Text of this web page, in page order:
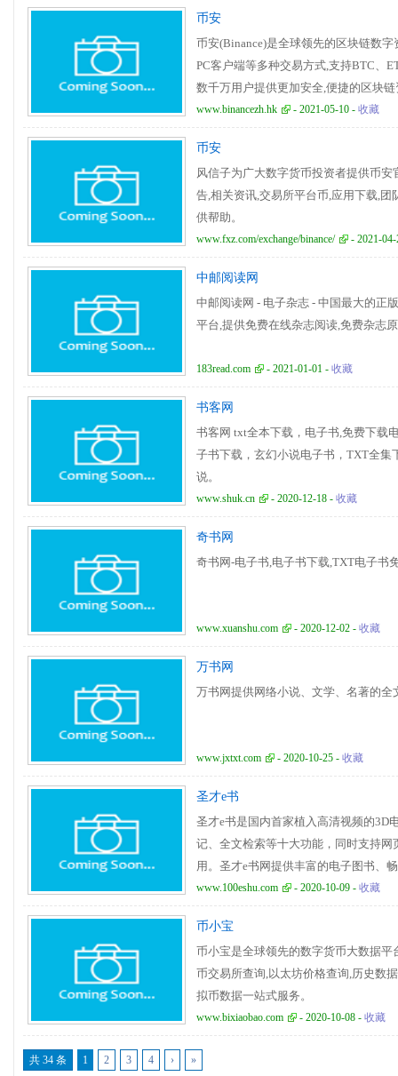
币安
币安(Binance)是全球领先的区块链数
PC客户端等多种交易方式,支持BTC、
数千万用户提供更加安全,便捷的区块
易所。
www.binancezh.hk - 2021-05-10 - 收藏
币安
风信子为⼴⼤数字货币投资者提供币
告,相关资讯,交易所平台币,应⽤下载,
供帮助。
www.fxz.com/exchange/binance/ - 2021-
中邮阅读网
中邮阅读网 - 电子杂志 - 中国最大的正
平台,提供免费在线杂志阅读,免费杂志
183read.com - 2021-01-01 - 收藏
书客网
书客网 txt全本下载，电子书,免费下载
子书下载，玄幻小说电子书，TXT全
说。
www.shuk.cn - 2020-12-18 - 收藏
奇书网
奇书网-电子书,电子书下载,TXT电子书
www.xuanshu.com - 2020-12-02 - 收藏
万书网
万书网提供网络小说、文学、名著的
www.jxtxt.com - 2020-10-25 - 收藏
圣才e书
圣才e书是国内首家植入高清视频的3D
记、全文检索等十大功能，同时支持
用。圣才e书网提供丰富的电子图书、
辅、小说、文学、传记、艺术、少儿
电子书制作平台
www.100eshu.com - 2020-10-09 - 收藏
币小宝
币小宝是全球领先的数字货币大数据
币交易所查询,以太坊价格查询,历史数
拟币数据一站式服务。
www.bixiaobao.com - 2020-10-08 - 收藏
共 34 条 1 2 3 4 › »